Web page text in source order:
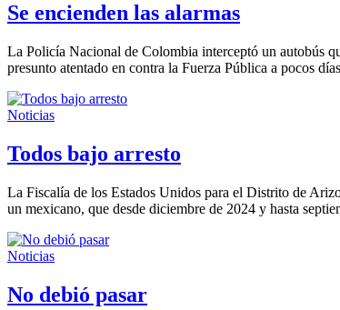
Se encienden las alarmas
La Policía Nacional de Colombia interceptó un autobús
presunto atentado en contra la Fuerza Pública a pocos
Noticias
Todos bajo arresto
La Fiscalía de los Estados Unidos para el Distrito de
un mexicano, que desde diciembre de 2024 y hasta
Noticias
No debió pasar